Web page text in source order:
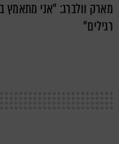
מארק וולברג: "אני מתאמץ
רגילים"